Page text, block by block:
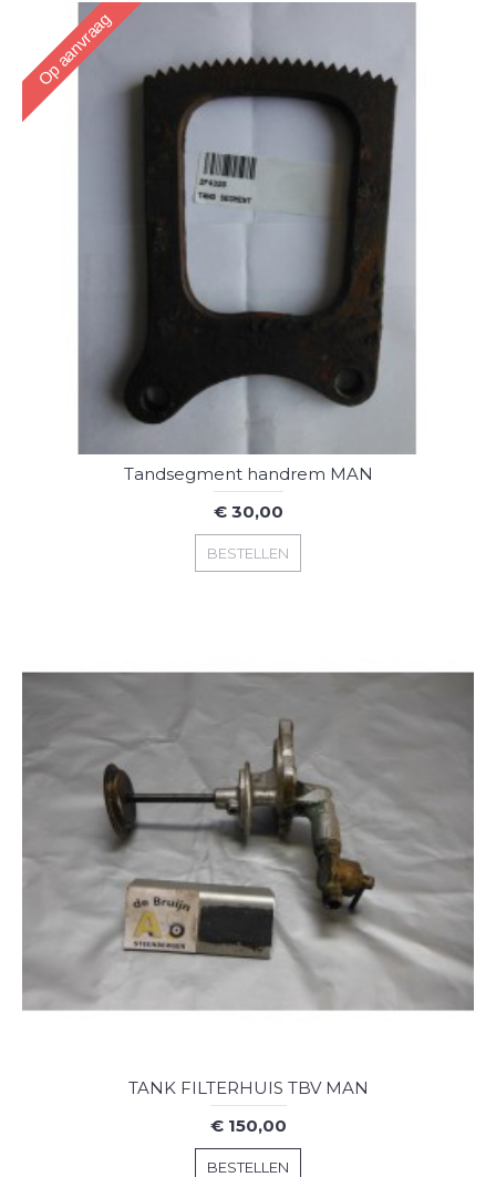
Op aanvraag
Tandsegment handrem MAN
€ 30,00
BESTELLEN
TANK FILTERHUIS TBV MAN
€ 150,00
BESTELLEN